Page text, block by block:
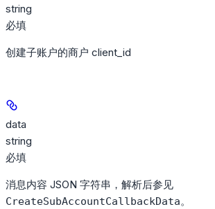
string
必填
创建子账户的商户 client_id
data
string
必填
消息内容 JSON 字符串，解析后参见
CreateSubAccountCallbackData。